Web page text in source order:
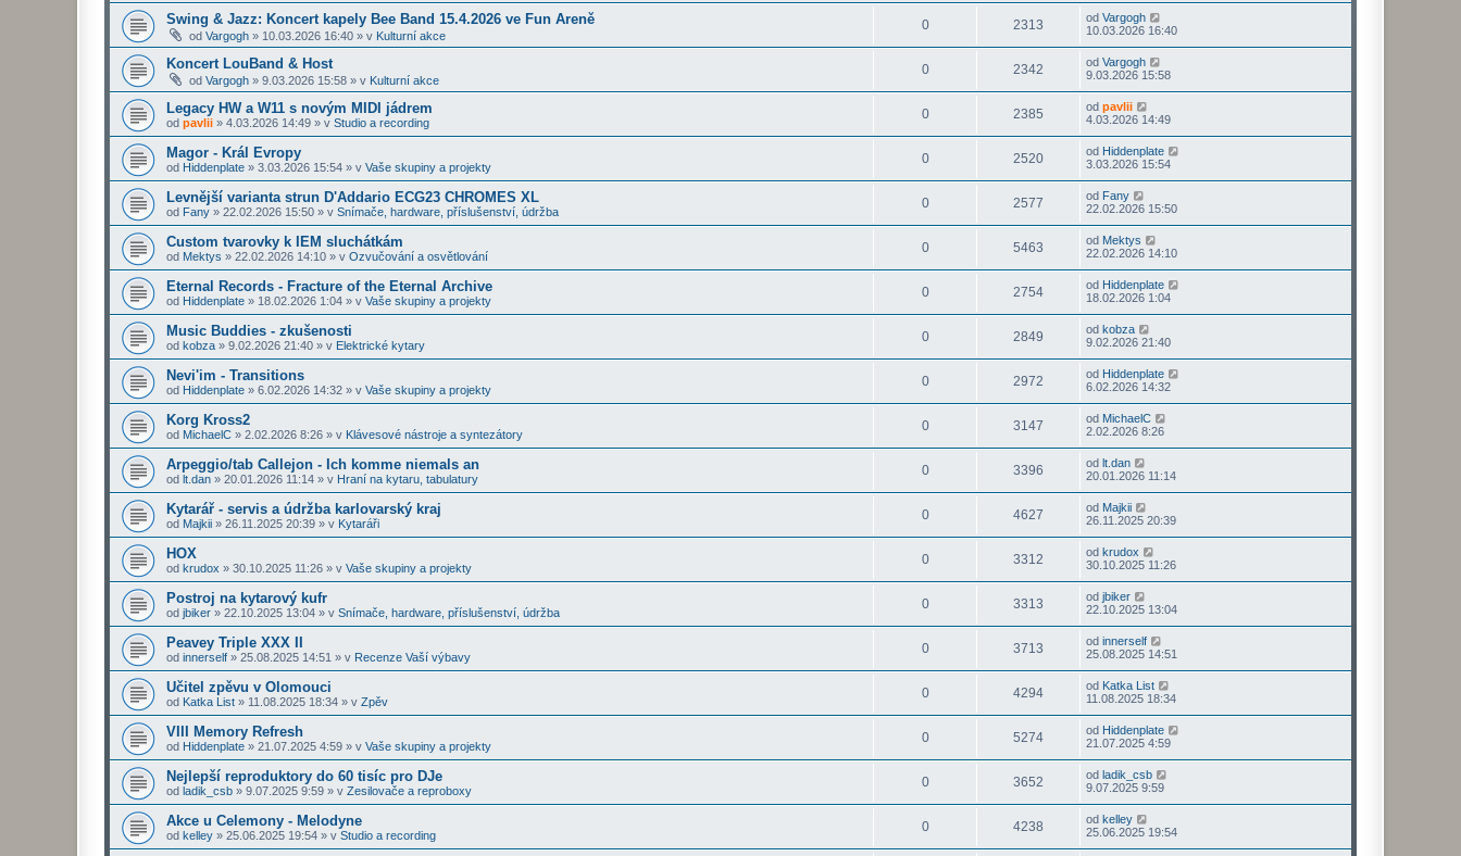
Swing & Jazz: Koncert kapely Bee Band 15.4.2026 ve Fun Areně
od Vargogh » 10.03.2026 16:40 » v Kulturní akce
0 2313 od Vargogh
10.03.2026 16:40
Koncert LouBand & Host
od Vargogh » 9.03.2026 15:58 » v Kulturní akce
0 2342 od Vargogh
9.03.2026 15:58
Legacy HW a W11 s novým MIDI jádrem
od pavlii » 4.03.2026 14:49 » v Studio a recording
0 2385 od pavlii
4.03.2026 14:49
Magor - Král Evropy
od Hiddenplate » 3.03.2026 15:54 » v Vaše skupiny a projekty
0 2520 od Hiddenplate
3.03.2026 15:54
Levnější varianta strun D'Addario ECG23 CHROMES XL
od Fany » 22.02.2026 15:50 » v Snímače, hardware, příslušenství, údržba
0 2577 od Fany
22.02.2026 15:50
Custom tvarovky k IEM sluchátkám
od Mektys » 22.02.2026 14:10 » v Ozvučování a osvětlování
0 5463 od Mektys
22.02.2026 14:10
Eternal Records - Fracture of the Eternal Archive
od Hiddenplate » 18.02.2026 1:04 » v Vaše skupiny a projekty
0 2754 od Hiddenplate
18.02.2026 1:04
Music Buddies - zkušenosti
od kobza » 9.02.2026 21:40 » v Elektrické kytary
0 2849 od kobza
9.02.2026 21:40
Nevi'im - Transitions
od Hiddenplate » 6.02.2026 14:32 » v Vaše skupiny a projekty
0 2972 od Hiddenplate
6.02.2026 14:32
Korg Kross2
od MichaelC » 2.02.2026 8:26 » v Klávesové nástroje a syntezátory
0 3147 od MichaelC
2.02.2026 8:26
Arpeggio/tab Callejon - Ich komme niemals an
od lt.dan » 20.01.2026 11:14 » v Hraní na kytaru, tabulatury
0 3396 od lt.dan
20.01.2026 11:14
Kytarář - servis a údržba karlovarský kraj
od Majkii » 26.11.2025 20:39 » v Kytaráři
0 4627 od Majkii
26.11.2025 20:39
HOX
od krudox » 30.10.2025 11:26 » v Vaše skupiny a projekty
0 3312 od krudox
30.10.2025 11:26
Postroj na kytarový kufr
od jbiker » 22.10.2025 13:04 » v Snímače, hardware, příslušenství, údržba
0 3313 od jbiker
22.10.2025 13:04
Peavey Triple XXX II
od innerself » 25.08.2025 14:51 » v Recenze Vaší výbavy
0 3713 od innerself
25.08.2025 14:51
Učitel zpěvu v Olomouci
od Katka List » 11.08.2025 18:34 » v Zpěv
0 4294 od Katka List
11.08.2025 18:34
VIII Memory Refresh
od Hiddenplate » 21.07.2025 4:59 » v Vaše skupiny a projekty
0 5274 od Hiddenplate
21.07.2025 4:59
Nejlepší reproduktory do 60 tisíc pro DJe
od ladik_csb » 9.07.2025 9:59 » v Zesilovače a reproboxy
0 3652 od ladik_csb
9.07.2025 9:59
Akce u Celemony - Melodyne
od kelley » 25.06.2025 19:54 » v Studio a recording
0 4238 od kelley
25.06.2025 19:54